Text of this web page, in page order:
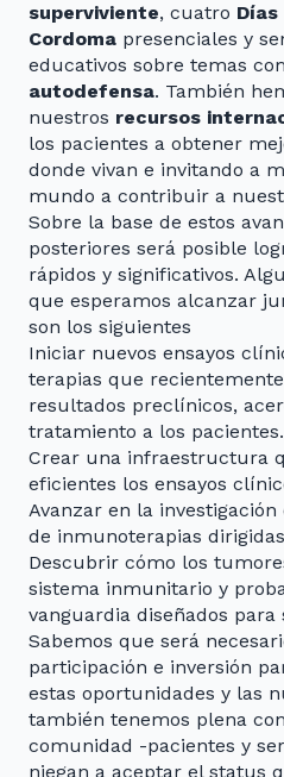
superviviente, cuatro
Cordoma presenciales y
educativos sobre temas
autodefensa. También
nuestros recursos
los pacientes a obtener
donde vivan e invitando a
mundo a contribuir a
Sobre la base de estos
posteriores será posible
rápidos y significativos.
que esperamos alcanzar
son los siguientes
Iniciar nuevos ensayos
terapias que
resultados preclínicos,
tratamiento a los pacientes.
Crear una infraestructura
eficientes los ensayos
Avanzar en la
de inmunoterapias
Descubrir cómo los
sistema inmunitario y
vanguardia diseñados para
Sabemos que será
participación e inversión
estas oportunidades y las
también tenemos plena
comunidad -pacientes y
niegan a aceptar el status